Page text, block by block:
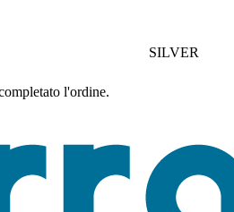
SILVER
l'ordine.